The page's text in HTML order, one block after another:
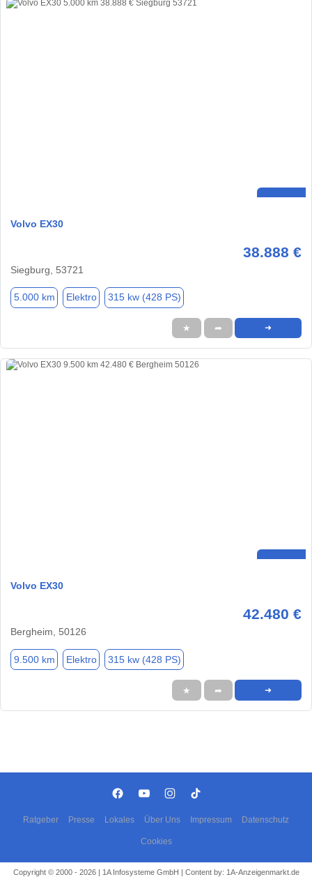
Volvo EX30
38.888 €
Siegburg, 53721
5.000 km Elektro 315 kw (428 PS)
★ ➦ ➜
Volvo EX30
42.480 €
Bergheim, 50126
9.500 km Elektro 315 kw (428 PS)
★ ➦ ➜
Ratgeber Presse Lokales Über Uns Impressum Datenschutz
Cookies
Copyright © 2000 - 2026 | 1A Infosysteme GmbH | Content by: 1A-Anzeigenmarkt.de